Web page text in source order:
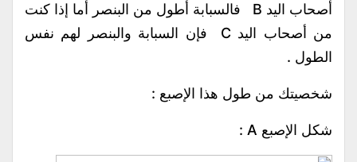
أصحاب اليد B فالسبابة أطول من البنصر أما إذا كنت
من أصحاب اليد C فإن السبابة والبنصر لهم نفس
الطول .
شخصيتك من طول هذا الإصبع :
شكل الإصبع A :